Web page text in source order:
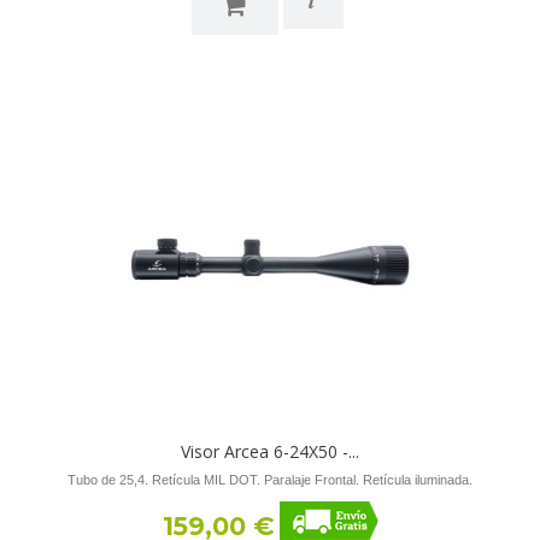
Visor Arcea 6-24X50 -...
Tubo de 25,4. Retícula MIL DOT. Paralaje Frontal. Retícula iluminada.
159,00 €